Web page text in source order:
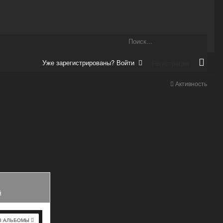
Уже зарегистрированы? Войти
Активность
АЛЬБОМЫ